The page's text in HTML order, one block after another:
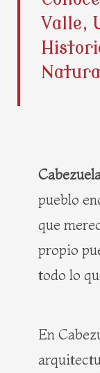
b
Valle,
pueblo
que
propio
todo lo
En